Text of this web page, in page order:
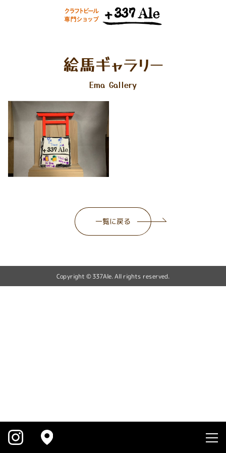
絵馬ギャラリー
Ema Gallery
一覧に戻る
Copyright © 337Ale. All rights reserved.